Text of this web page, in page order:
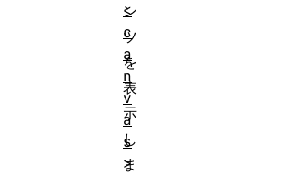
ン
ツ
を
表
示
し
ま
<
c
a
n
v
a
s
>